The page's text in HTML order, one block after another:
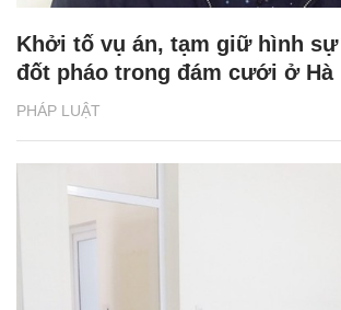
PHÁP LUẬT
Khởi tố vụ án, tạm giữ hình
đốt pháo trong đám cưới ở Hà